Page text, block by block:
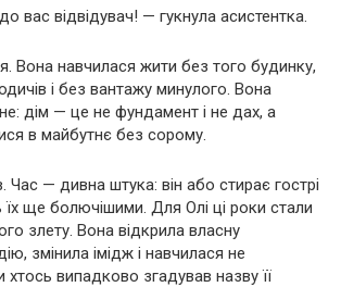
вас відвідувач! — гукнула асистентка.
Вона навчилася жити без того будинку,
і без вантажу минулого. Вона
дім — це не фундамент і не дах, а
в майбутнє без сорому.
Час — дивна штука: він або стирає гострі
їх ще болючішими. Для Олі ці роки стали
злету. Вона відкрила власну
змінила імідж і навчилася не
хтось випадково згадував назву її